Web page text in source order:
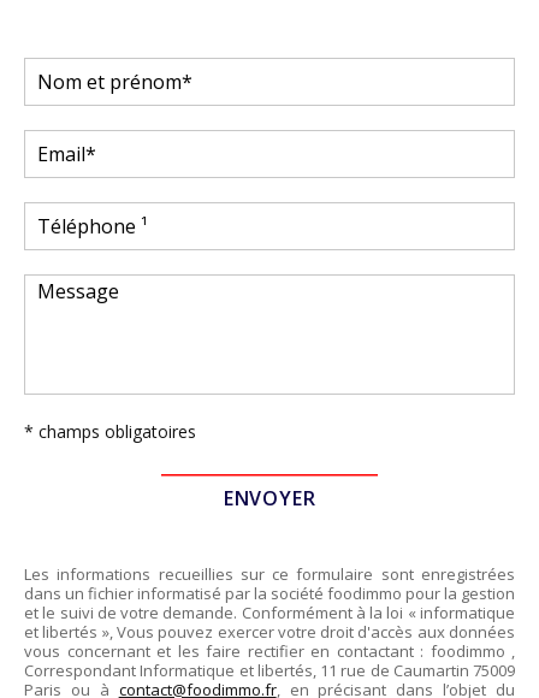
* champs obligatoires
Les informations recueillies sur ce formulaire sont enregistrées
dans un fichier informatisé par la société foodimmo pour la gestion
et le suivi de votre demande. Conformément à la loi « informatique
et libertés », Vous pouvez exercer votre droit d'accès aux données
vous concernant et les faire rectifier en contactant : foodimmo ,
Correspondant Informatique et libertés, 11 rue de Caumartin 75009
Paris ou à contact@foodimmo.fr, en précisant dans l’objet du